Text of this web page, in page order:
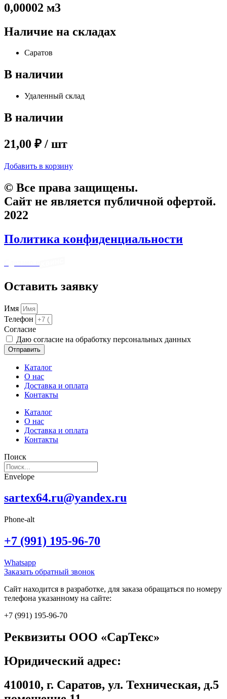
0,00002 м3
Наличие на складах
Саратов
В наличии
Удаленный склад
В наличии
21,00 ₽ / шт
Добавить в корзину
© Все права защищены.
Сайт не является публичной офертой.
2022
Политика конфиденциальности
Оставить заявку
Имя
Телефон
Cогласие
Даю согласие на обработку персональных данных
Отправить
Каталог
О нас
Доставка и оплата
Контакты
Каталог
О нас
Доставка и оплата
Контакты
Поиск
Envelope
sartex64.ru@yandex.ru
Phone-alt
+7 (991) 195-96-70
Whatsapp
Заказать обратный звонок
Сайт находится в разработке, для заказа обращаться по номеру
телефона указанному на сайте:
+7 (991) 195-96-70
Реквизиты ООО «СарТекс»
Юридический адрес:
410010, г. Саратов, ул. Техническая, д.5